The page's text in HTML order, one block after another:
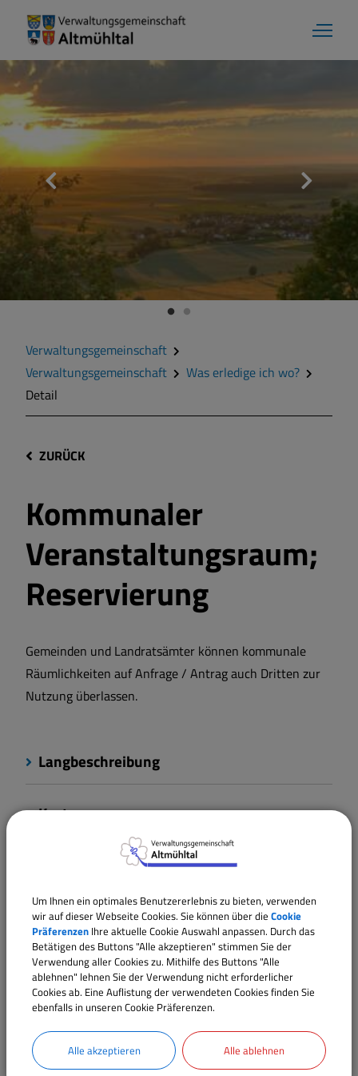
Verwaltungsgemeinschaft
Verwaltungsgemeinschaft
Was erledige ich wo?
Detail
ZURÜCK
Kommunaler
Veranstaltungsraum;
Reservierung
Gemeinden und Landratsämter können kommunale
Räumlichkeiten auf Anfrage / Antrag auch Dritten zur
Nutzung überlassen.
Langbeschreibung
Kosten
Rechtsgrundlagen
Verantwortliche Behörde
Ansprechpartner:
ElenaRudi
Tel.:09146 94294-20
E-Mail: e.rudi@vgem-altmuehltal.de
Um Ihnen ein optimales Benutzererlebnis zu bieten, verwenden
wir auf dieser Webseite Cookies. Sie können über die Cookie
Präferenzen Ihre aktuelle Cookie Auswahl anpassen. Durch das
Betätigen des Buttons "Alle akzeptieren" stimmen Sie der
Verwendung aller Cookies zu. Mithilfe des Buttons "Alle
ablehnen" lehnen Sie der Verwendung nicht erforderlicher
Cookies ab. Eine Auflistung der verwendeten Cookies finden Sie
ebenfalls in unseren Cookie Präferenzen.
Alle akzeptieren Alle ablehnen